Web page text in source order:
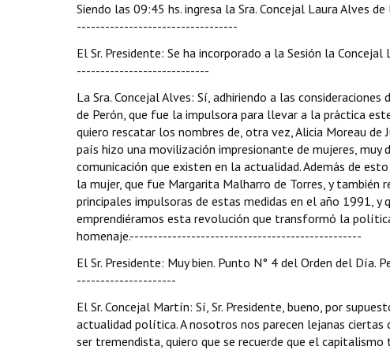
Siendo las 09:45 hs. ingresa la Sra. Concejal Laura
----------------------------------
El Sr. Presidente: Se ha incorporado a la Sesión la
----------------------------
La Sra. Concejal Alves: Sí, adhiriendo a las
de Perón, que fue la impulsora para llevar a la práctica
quiero rescatar los nombres de, otra vez, Alicia Moreau
país hizo una movilización impresionante de mujeres,
comunicación que existen en la actualidad. Además de
la mujer, que fue Margarita Malharro de Torres, y
principales impulsoras de estas medidas en el año 1991,
emprendiéramos esta revolución que transformó la
homenaje.-------------------------------------------------
El Sr. Presidente: Muy bien. Punto N° 4 del Orden del
---------------------
El Sr. Concejal Martín: Sí, Sr. Presidente, bueno, por
actualidad política. A nosotros nos parecen lejanas ciertas
ser tremendista, quiero que se recuerde que el